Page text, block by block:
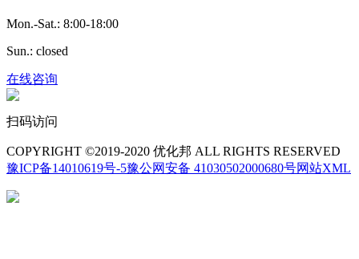
Mon.-Sat.: 8:00-18:00
Sun.: closed
在线咨询
扫码访问
COPYRIGHT ©2019-2020 优化邦 ALL RIGHTS RESERVED
豫ICP备14010619号-5豫公网安备 41030502000680号网站XML